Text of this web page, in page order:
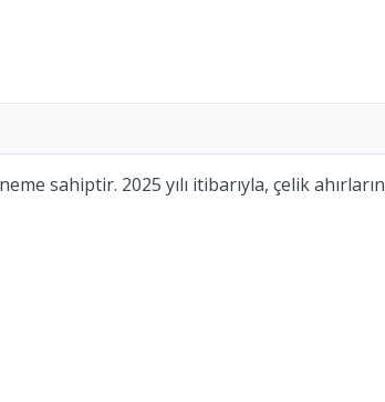
sahiptir. 2025 yılı itibarıyla, çelik ahırların